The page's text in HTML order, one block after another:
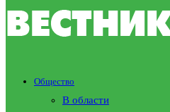
Общество
В области